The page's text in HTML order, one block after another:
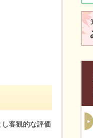
客観的な評価